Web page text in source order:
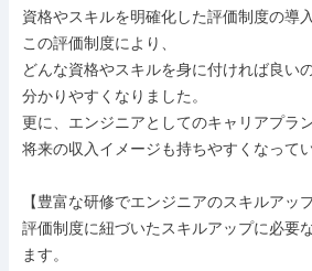
資格やスキルを明確化した評価制度の導入
この評価制度により、
どんな資格やスキルを身に付ければ良いの
分かりやすくなりました。
更に、エンジニアとしてのキャリアプラ
将来の収入イメージも持ちやすくなってい
【豊富な研修でエンジニアのスキルアッ
評価制度に紐づいたスキルアップに必要
ます。